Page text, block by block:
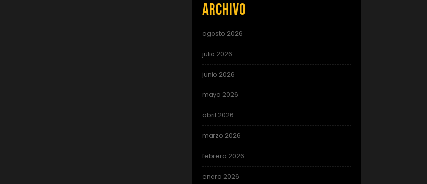
Archivo
agosto 2026
julio 2026
junio 2026
mayo 2026
abril 2026
marzo 2026
febrero 2026
enero 2026